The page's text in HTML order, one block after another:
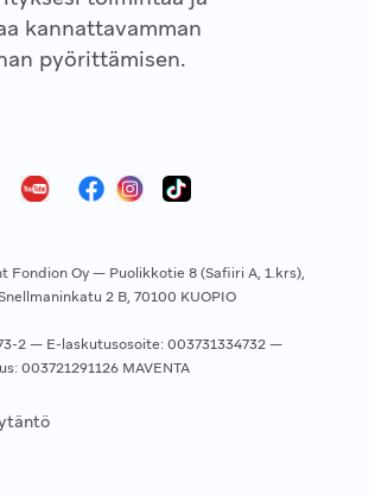
kannattavamman
pyörittämisen.
Fondion Oy — Puolikkotie 8 (Safiiri A, 1.krs),
2 B, 70100 KUOPIO
2 — E-laskutusosoite: 003731334732 —
003721291126 MAVENTA